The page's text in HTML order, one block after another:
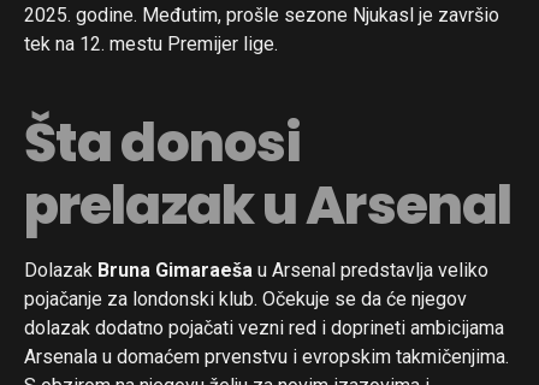
2025. godine. Međutim, prošle sezone Njukasl je završio
tek na 12. mestu Premijer lige.
Šta donosi
prelazak u Arsenal
Dolazak Bruna Gimaraeša u Arsenal predstavlja veliko
pojačanje za londonski klub. Očekuje se da će njegov
dolazak dodatno pojačati vezni red i doprineti ambicijama
Arsenala u domaćem prvenstvu i evropskim takmičenjima.